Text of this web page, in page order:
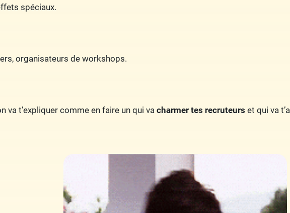
spéciaux.
organisateurs de workshops.
va t’expliquer comme en faire un qui va charmer tes recruteurs et qui va